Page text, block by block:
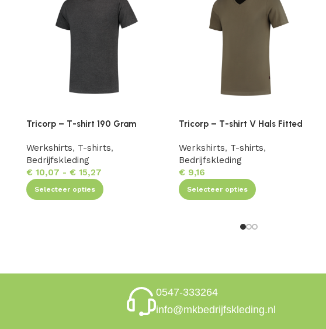
Tricorp – T-shirt 190 Gram
Werkshirts, T-shirts,
Bedrijfskleding
€10,07 - €15,27
Selecteer opties
Tricorp – T-shirt V Hals Fitted
Werkshirts, T-shirts,
Bedrijfskleding
€9,16
Selecteer opties
0547-333264
info@mkbedrijfskleding.nl